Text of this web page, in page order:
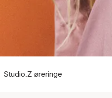
Studio.Z øreringe